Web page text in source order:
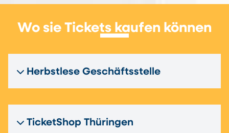
Wo sie Tickets kaufen können
Herbstlese Geschäftsstelle
TicketShop Thüringen